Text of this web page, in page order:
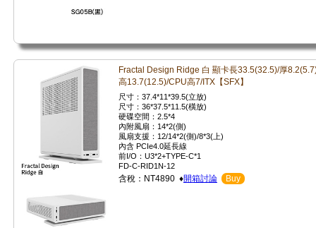
Fractal Design Ridge 白 顯卡長33.5(32.5)/厚
高13.7(12.5)/CPU高7/ITX【SFX】
尺寸：37.4*11*39.5(立放)
尺寸：36*37.5*11.5(橫放)
硬碟空間：2.5*4
內附風扇：14*2(側)
風扇支援：12/14*2(側)/8*3(上)
內含 PCIe4.0延長線
前I/O：U3*2+TYPE-C*1
FD-C-RID1N-12
含稅：NT4890 ♦開箱討論 Buy